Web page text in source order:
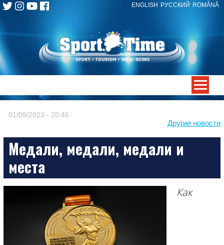
ENGLISH РУССКИЙ ROMÂNĂ
Skip
content
Другие новости
01/09/2023 - 20:45
Медали, медали, медали и
места
Как